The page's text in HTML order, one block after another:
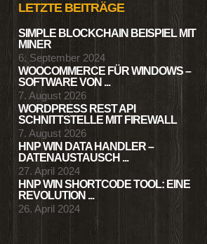
LETZTE BEITRÄGE
SIMPLE BLOCKCHAIN BEISPIEL MIT
MINER
6. September 2024
WOOCOMMERCE FÜR WINDOWS –
SOFTWARE VON ...
7. August 2026
WORDPRESS REST API
SCHNITTSTELLE MIT FIREWALL
7. August 2026
HNP WIN DATA HANDLER –
DATENAUSTAUSCH ...
27. April 2024
HNP WIN SHORTCODE TOOL: EINE
REVOLUTION ...
26. April 2024